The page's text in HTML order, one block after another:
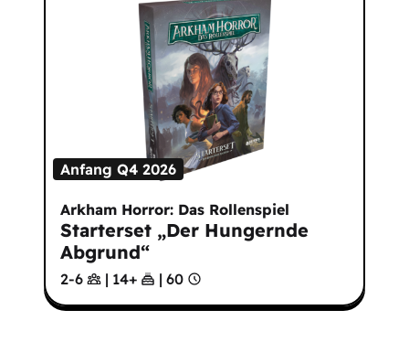
Anfang Q4 2026
Arkham Horror: Das Rollenspiel
Starterset „Der Hungernde
Abgrund“
2-6 | 14+ | 60